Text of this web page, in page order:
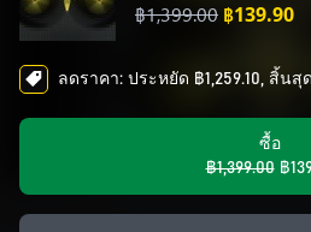
฿1,399.00 ฿139.90
ลดราคา: ประหยัด ฿1,259.10, สิ้นสุ
ซื้อ
฿1,399.00 ฿